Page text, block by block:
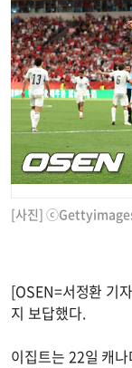
[사진]
[OSEN=서정환 기
지 보답했다.
이집트는 22일 캐